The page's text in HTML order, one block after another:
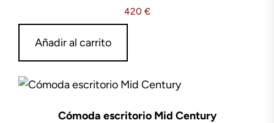
420 €
Añadir al carrito
Cómoda escritorio Mid Century